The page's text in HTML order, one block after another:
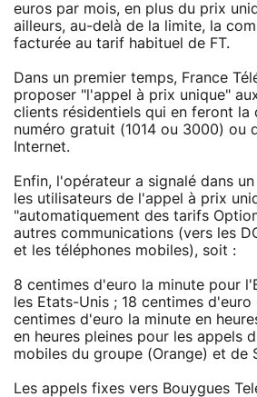
euros par mois, en plus du prix
ailleurs, au-delà de la limite, la
facturée au tarif habituel de FT.
Dans un premier temps, France
proposer "l'appel à prix unique"
clients résidentiels qui en feront la
numéro gratuit (1014 ou 3000) ou
Internet.
Enfin, l'opérateur a signalé dans
les utilisateurs de l'appel à prix
"automatiquement des tarifs
autres communications (vers les
et les téléphones mobiles), soit :
8 centimes d'euro la minute pour
les Etats-Unis ; 18 centimes
centimes d'euro la minute en
en heures pleines pour les appels
mobiles du groupe (Orange) et de
Les appels fixes vers Bouygues